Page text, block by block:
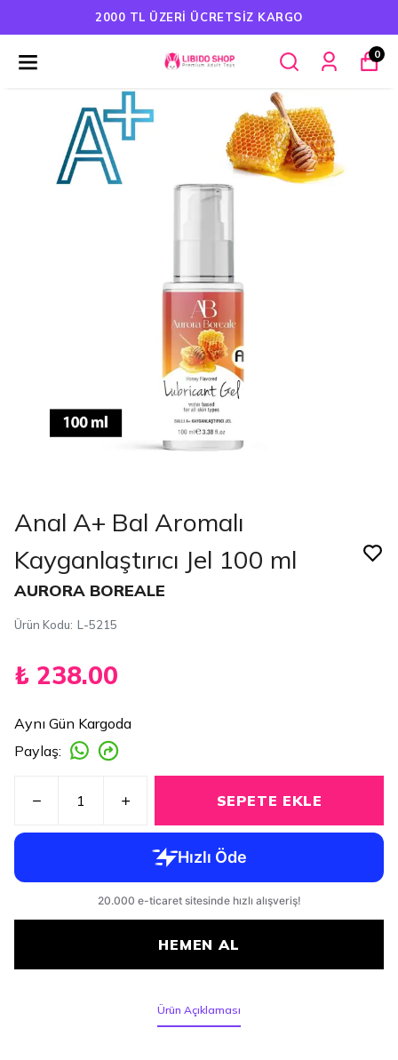
2000 TL ÜZERI ÜCRETSIZ KARGO
0
Anal A+ Bal Aromalı
Kayganlaştırıcı Jel 100 ml
AURORA BOREALE
Ürün Kodu: L-5215
₺ 238.00
Aynı Gün Kargoda
Paylaş:
SEPETE EKLE
HEMEN AL
Ürün Açıklaması